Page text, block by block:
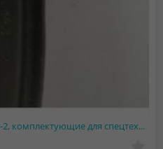
Продается манжета 432.40.143-2, комплектующие для спецтехники